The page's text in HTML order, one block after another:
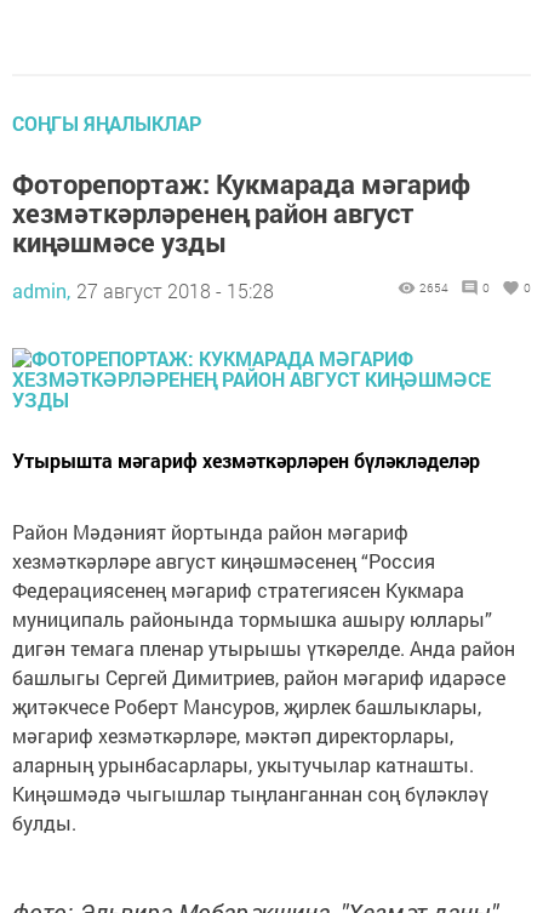
СОҢГЫ ЯҢАЛЫКЛАР
Фоторепортаж: Кукмарада мәгариф
хезмәткәрләренең район август
киңәшмәсе узды
admin, 27 август 2018 - 15:28 2654 0 0
Утырышта мәгариф хезмәткәрләрен бүләкләделәр
Район Мәдәният йортында район мәгариф
хезмәткәрләре август киңәшмәсенең “Россия
Федерациясенең мәгариф стратегиясен Кукмара
муниципаль районында тормышка ашыру юллары”
дигән темага пленар утырышы үткәрелде. Анда район
башлыгы Сергей Димитриев, район мәгариф идарәсе
җитәкчесе Роберт Мансуров, җирлек башлыклары,
мәгариф хезмәткәрләре, мәктәп директорлары,
аларның урынбасарлары, укытучылар катнашты.
Киңәшмәдә чыгышлар тыңланганнан соң бүләкләү
булды.